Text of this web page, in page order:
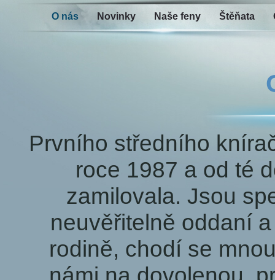
O nás Novinky Naše feny Štěňata
Prvního středního
roce 1987 a od té
zamilovala. Jsou
neuvěřitelně oddaní
rodině, chodí se